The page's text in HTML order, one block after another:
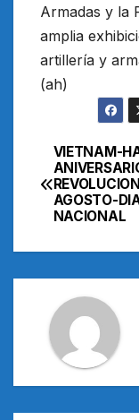
Armadas y la
amplia
artillería y
(ah)
de
VIETNAM-
AGOSTO-
NACIONAL